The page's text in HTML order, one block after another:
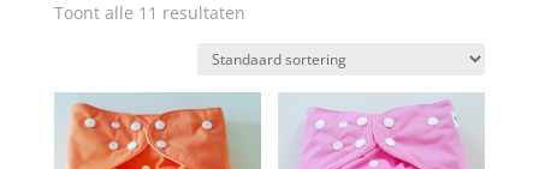
Toont alle 11 resultaten